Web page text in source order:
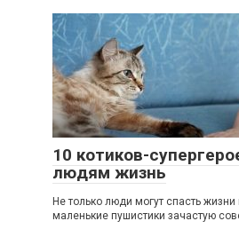
10 котиков-
людям жизнь
Не только люди могут спасть
маленькие пушистики зачастую